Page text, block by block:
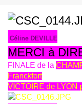
Céline DEVILLE
MERCI à
FINALE de la
Franckfort
VICTOIRE de LYON